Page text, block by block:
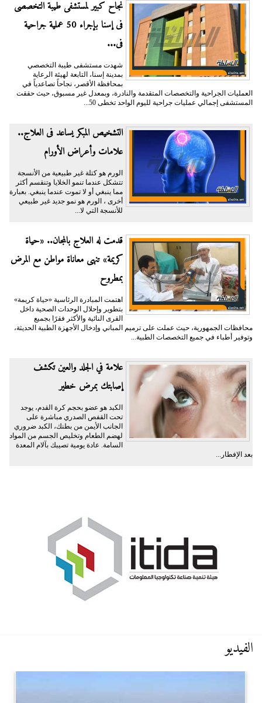
نجاح كبير لمستشفى طيبة التخصصى
فى إسنا بإجراء 50 عملية جراحية
فى...
شهدت مستشفى طيبة التخصصي
بمدينة إسنا، التابعة لهيئة الرعاية
بمحافظة الأقصر، نجاحاً تصاعدياً في
العمليات الجراحية والتخصصات المتقدمة والنادرة، وبمعدل غير مسبوق، حيث حققت
المستشفى إجمالي عمليات جراحية لليوم الواحد تخطى 50...
التشخيص المبكر يساعد فى العلاج..
علامات وأعراض الأورام
الورم هو كتلة غير طبيعية من الأنسجة
تتشكل عندما تنمو الخلايا وتنقسم أكثر
مما ينبغي أو لا تموت عندما ينبغي. بعبارة
أخرى ، الورم هو نمو جديد غير طبيعي
للأنسجة التي لا...
قدمت له العلاج بالمجان.. «حياة
كريمة» تنهى معاناة مواطن مع المرض
بمطروح
اهتمت المبادرة الرئاسية «حياة كريمة»
بتطوير وإحلال الوحدات الصحية داخل
القرى النائية والأكثر فقرًا بجميع
محافظات الجمهورية، حيث عملت على ترميم المباني وإدخال الأجهزة الطبية الحديثة،
وتوفير أطباء في جميع التخصصات الطبية...
علامة في الجلد والعين تكشف
إصابتك بمرض خطير
الكبد هو عضو بحجم كرة القدم، يوجد
تحت القفص الصدري مباشرة على
الجانب الأيمن من بطنك، الكبد ضروري
لهضم الطعام وتخليص الجسم من المواد
السامة. عادة يومية تصيبك بآلام المعدة
بعد الإفطار...
الفيديو